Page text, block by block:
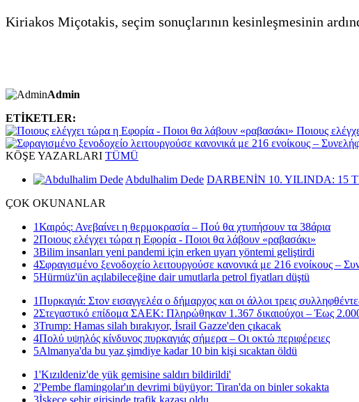
Kiriakos Miçotakis, seçim sonuçlarının kesinleşmesinin
Admin
ETİKETLER:
Ποιους
KÖŞE YAZARLARI TÜMÜ
Abdulhalim Dede DARBENİN 10. YILINDA: 15
ÇOK OKUNANLAR
1Καιρός: Ανεβαίνει η θερμοκρασία – Πού θα χτυπήσουν τα 38άρια
2Ποιους ελέγχει τώρα η Εφορία - Ποιοι θα λάβουν «ραβασάκι»
3Bilim insanları yeni pandemi için erken uyarı yöntemi geliştirdi
4Σφραγισμένο ξενοδοχείο λειτουργούσε κανονικά με 216 ενοίκους –
5Hürmüz'ün açılabileceğine dair umutlarla petrol fiyatları düştü
1Πυρκαγιά: Στον εισαγγελέα ο δήμαρχος και οι άλλοι τρεις
2Στεγαστικό επίδομα ΣΑΕΚ: Πληρώθηκαν 1.367 δικαιούχοι – Έως
3Trump: Hamas silah bırakıyor, İsrail Gazze'den çıkacak
4Πολύ υψηλός κίνδυνος πυρκαγιάς σήμερα – Οι οκτώ περιφέρειες
5Almanya'da bu yaz şimdiye kadar 10 bin kişi sıcaktan öldü
1'Kızıldeniz'de yük gemisine saldırı bildirildi'
2'Pembe flamingolar'ın devrimi büyüyor: Tiran'da on binler sokakta
3İskeçe şehir girişinde trafik kazası oldu